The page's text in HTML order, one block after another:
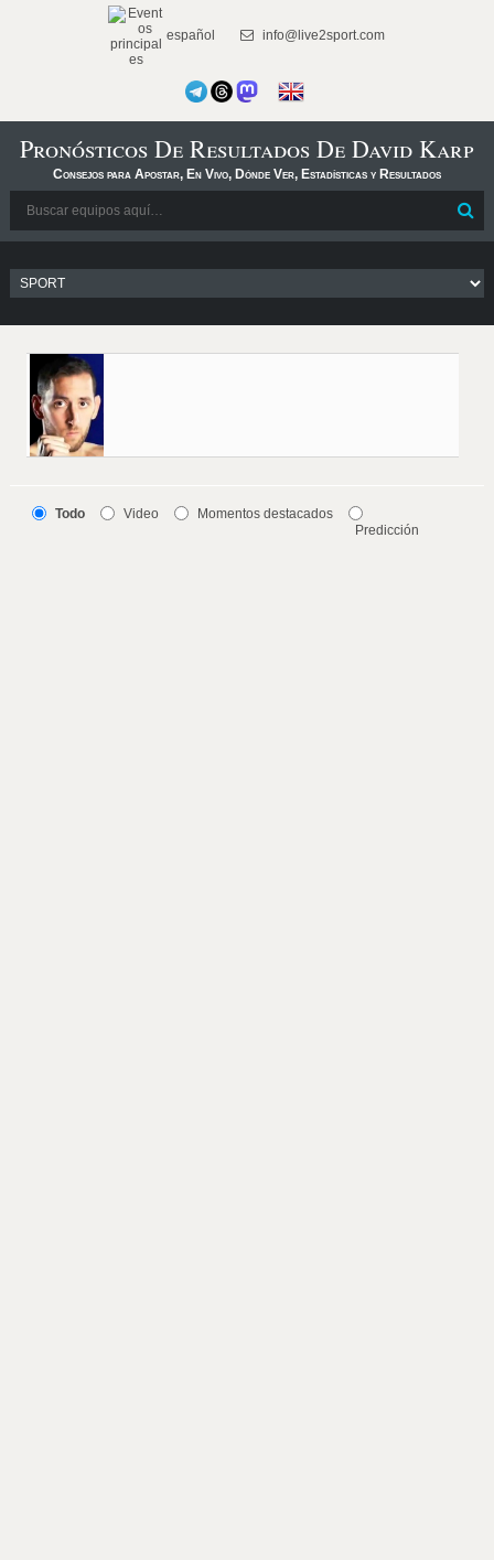
español info@live2sport.com
Pronósticos De Resultados De David Karp
Consejos para Apostar, En Vivo, Dónde Ver, Estadísticas y Resultados
Todo Video
Momentos destacados
Predicción